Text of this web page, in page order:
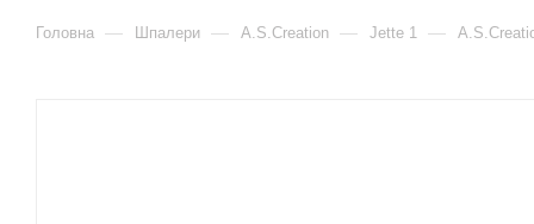
Головна — Шпалери — A.S.Creation — Jette 1 —